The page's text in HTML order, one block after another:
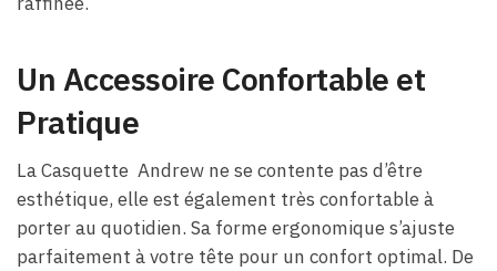
Un Accessoire Confortable et
Pratique
La Casquette Andrew ne se contente pas d’être
esthétique, elle est également très confortable à
porter au quotidien. Sa forme ergonomique s’ajuste
parfaitement à votre tête pour un confort optimal. De